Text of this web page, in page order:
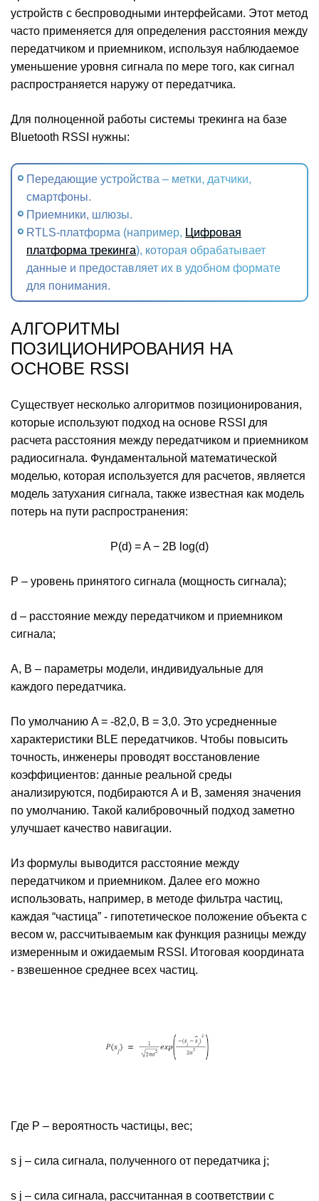
устройств с беспроводными интерфейсами. Этот метод
часто применяется для определения расстояния между
передатчиком и приемником, используя наблюдаемое
уменьшение уровня сигнала по мере того, как сигнал
распространяется наружу от передатчика.
Для полноценной работы системы трекинга на базе
Bluetooth RSSI нужны:
Передающие устройства – метки, датчики,
смартфоны.
Приемники, шлюзы.
RTLS-платформа (например, Цифровая
платформа трекинга), которая обрабатывает
данные и предоставляет их в удобном формате
для понимания.
АЛГОРИТМЫ
ПОЗИЦИОНИРОВАНИЯ НА
ОСНОВЕ RSSI
Существует несколько алгоритмов позиционирования,
которые используют подход на основе RSSI для
расчета расстояния между передатчиком и приемником
радиосигнала. Фундаментальной математической
моделью, которая используется для расчетов, является
модель затухания сигнала, также известная как модель
потерь на пути распространения:
P(d) = A − 2B log(d)
P – уровень принятого сигнала (мощность сигнала);
d – расстояние между передатчиком и приемником
сигнала;
A, B – параметры модели, индивидуальные для
каждого передатчика.
По умолчанию A = -82,0, B = 3,0. Это усредненные
характеристики BLE передатчиков. Чтобы повысить
точность, инженеры проводят восстановление
коэффициентов: данные реальной среды
анализируются, подбираются А и В, заменяя значения
по умолчанию. Такой калибровочный подход заметно
улучшает качество навигации.
Из формулы выводится расстояние между
передатчиком и приемником. Далее его можно
использовать, например, в методе фильтра частиц,
каждая “частица” - гипотетическое положение объекта с
весом w, рассчитываемым как функция разницы между
измеренным и ожидаемым RSSI. Итоговая координата
- взвешенное среднее всех частиц.
Где P – вероятность частицы, вес;
s j – сила сигнала, полученного от передатчика j;
s j – сила сигнала, рассчитанная в соответствии с